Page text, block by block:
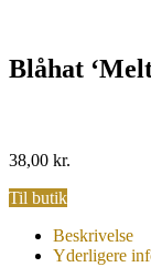
Blåhat
38,00 kr.
Til butik
Beskrivelse
Yderligere